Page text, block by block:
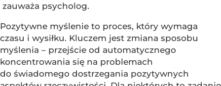
zauważa psycholog.
Pozytywne myślenie to proces, który wymaga
czasu i wysiłku. Kluczem jest zmiana sposobu
myślenia – przejście od automatycznego
koncentrowania się na problemach
do świadomego dostrzegania pozytywnych